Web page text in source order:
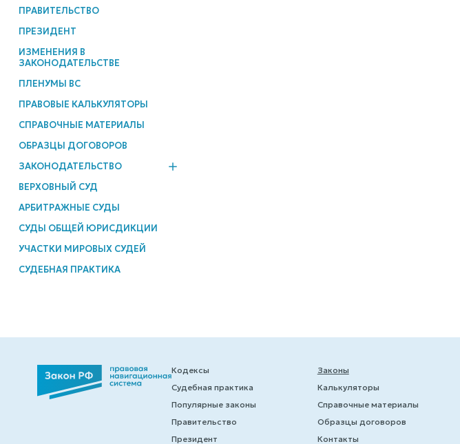
ПРАВИТЕЛЬСТВО
ПРЕЗИДЕНТ
ИЗМЕНЕНИЯ В
ЗАКОНОДАТЕЛЬСТВЕ
ПЛЕНУМЫ ВС
ПРАВОВЫЕ КАЛЬКУЛЯТОРЫ
СПРАВОЧНЫЕ МАТЕРИАЛЫ
ОБРАЗЦЫ ДОГОВОРОВ
ЗАКОНОДАТЕЛЬСТВО
ВЕРХОВНЫЙ СУД
АРБИТРАЖНЫЕ СУДЫ
СУДЫ ОБЩЕЙ ЮРИСДИКЦИИ
УЧАСТКИ МИРОВЫХ СУДЕЙ
СУДЕБНАЯ ПРАКТИКА
Кодексы
Судебная практика
Популярные законы
Правительство
Президент
Законы
Калькуляторы
Справочные материалы
Образцы договоров
Контакты